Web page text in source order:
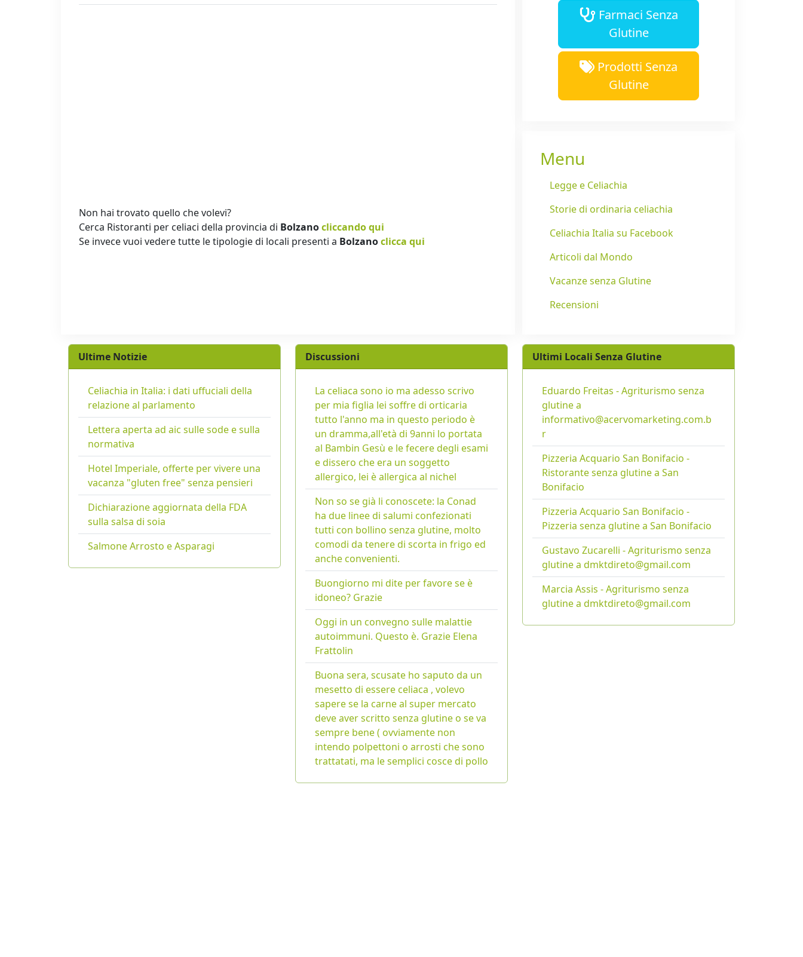
Non hai trovato quello che volevi?
Cerca Ristoranti per celiaci della provincia di Bolzanocliccando qui
Se invece vuoi vedere tutte le tipologie di locali presenti a Bolzanoclicca qui
Farmaci Senza
Glutine
Prodotti Senza
Glutine
Menu
Legge e Celiachia
Storie di ordinaria celiachia
Celiachia Italia su Facebook
Articoli dal Mondo
Vacanze senza Glutine
Recensioni
Ultime Notizie
Celiachia in Italia: i dati uffuciali della
relazione al parlamento
Lettera aperta ad aic sulle sode e sulla
normativa
Hotel Imperiale, offerte per vivere una
vacanza "gluten free" senza pensieri
Dichiarazione aggiornata della FDA
sulla salsa di soia
Salmone Arrosto e Asparagi
Discussioni
La celiaca sono io ma adesso scrivo
per mia figlia lei soffre di orticaria
tutto l'anno ma in questo periodo è
un dramma,all'età di 9anni lo portata
al Bambin Gesù e le fecere degli esami
e dissero che era un soggetto
allergico, lei è allergica al nichel
Non so se già li conoscete: la Conad
ha due linee di salumi confezionati
tutti con bollino senza glutine, molto
comodi da tenere di scorta in frigo ed
anche convenienti.
Buongiorno mi dite per favore se è
idoneo? Grazie
Oggi in un convegno sulle malattie
autoimmuni. Questo è. Grazie Elena
Frattolin
Buona sera, scusate ho saputo da un
mesetto di essere celiaca , volevo
sapere se la carne al super mercato
deve aver scritto senza glutine o se va
sempre bene ( ovviamente non
intendo polpettoni o arrosti che sono
trattatati, ma le semplici cosce di pollo
Ultimi Locali Senza Glutine
Eduardo Freitas - Agriturismo senza
glutine a
informativo@acervomarketing.com.b
r
Pizzeria Acquario San Bonifacio -
Ristorante senza glutine a San
Bonifacio
Pizzeria Acquario San Bonifacio -
Pizzeria senza glutine a San Bonifacio
Gustavo Zucarelli - Agriturismo senza
glutine a dmktdireto@gmail.com
Marcia Assis - Agriturismo senza
glutine a dmktdireto@gmail.com